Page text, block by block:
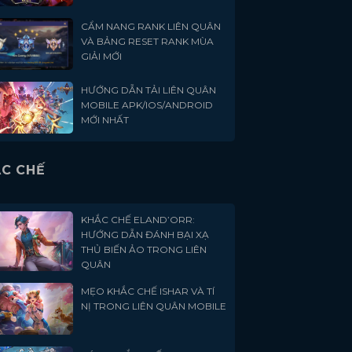
CẨM NANG RANK LIÊN QUÂN
VÀ BẢNG RESET RANK MÙA
GIẢI MỚI
HƯỚNG DẪN TẢI LIÊN QUÂN
MOBILE APK/IOS/ANDROID
MỚI NHẤT
CHẾ
KHẮC CHẾ ELAND’ORR:
HƯỚNG DẪN ĐÁNH BẠI XẠ
THỦ BIẾN ẢO TRONG LIÊN
QUÂN
MẸO KHẮC CHẾ ISHAR VÀ TÍ
NỊ TRONG LIÊN QUÂN MOBILE